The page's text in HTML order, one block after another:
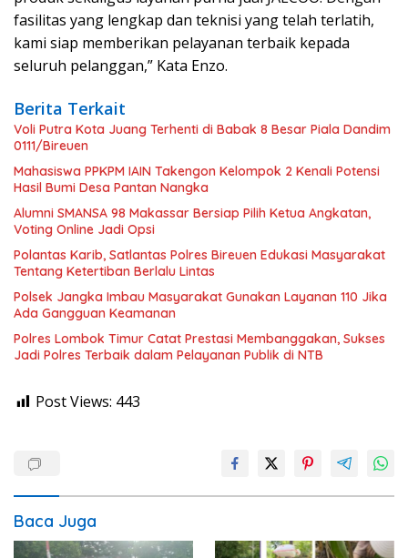
fasilitas yang lengkap dan teknisi yang telah terlatih,
kami siap memberikan pelayanan terbaik kepada
seluruh pelanggan,” Kata Enzo.
Berita Terkait
Voli Putra Kota Juang Terhenti di Babak 8 Besar Piala Dandim
0111/Bireuen
Mahasiswa PPKPM IAIN Takengon Kelompok 2 Kenali Potensi
Hasil Bumi Desa Pantan Nangka
Alumni SMANSA 98 Makassar Bersiap Pilih Ketua Angkatan,
Voting Online Jadi Opsi
Polantas Karib, Satlantas Polres Bireuen Edukasi Masyarakat
Tentang Ketertiban Berlalu Lintas
Polsek Jangka Imbau Masyarakat Gunakan Layanan 110 Jika
Ada Gangguan Keamanan
Polres Lombok Timur Catat Prestasi Membanggakan, Sukses
Jadi Polres Terbaik dalam Pelayanan Publik di NTB
Post Views: 443
Baca Juga